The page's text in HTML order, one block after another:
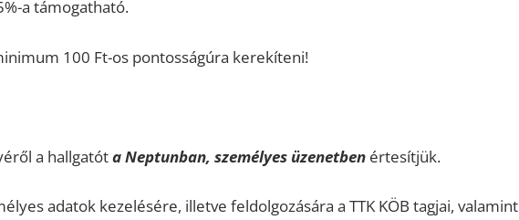
a támogatható.
100 Ft-os pontosságúra kerekíteni!
a hallgatóta Neptunban, személyes üzenetbenértesítjük.
adatok kezelésére, illetve feldolgozására a TTK KÖB tagjai, valamint